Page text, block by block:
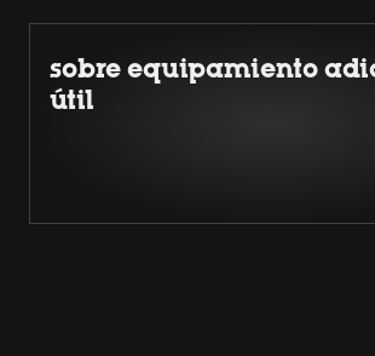
sobre equipamiento
útil